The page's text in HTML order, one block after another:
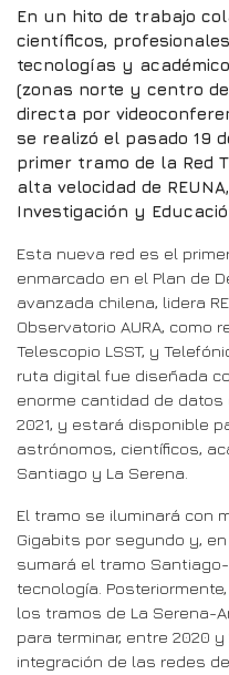
En un hito de trabajo
científicos,
tecnologías y
(zonas norte y centro
directa por
se realizó el pasado 19
primer tramo de la Red
alta velocidad de
Investigación y
Esta nueva red es el
enmarcado en el Plan de
avanzada chilena, lidera
Observatorio AURA, como
Telescopio LSST, y
ruta digital fue diseñada
enorme cantidad de datos
2021, y estará disponible
astrónomos, científicos,
Santiago y La Serena.
El tramo se iluminará con
Gigabits por segundo y,
sumará el tramo
tecnología.
los tramos de La Serena-
para terminar, entre 2020 y
integración de las redes